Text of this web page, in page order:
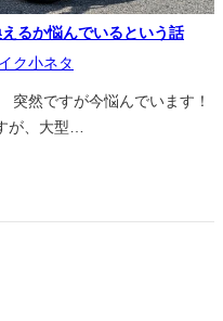
るか悩んでいるという話
ク小ネタ
突然ですが今悩んでいます！
が、大型…